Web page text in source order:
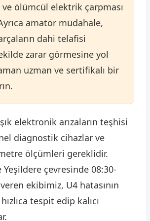
ölümcül elektrik çarpması
amatör müdahale,
dahi telafisi
zarar görmesine yol
uzman ve sertifikalı bir
elektronik arızaların teşhisi
diagnostik cihazlar ve
ölçümleri gereklidir.
çevresinde 08:30-
ekibimiz, U4 hatasının
tespit edip kalıcı